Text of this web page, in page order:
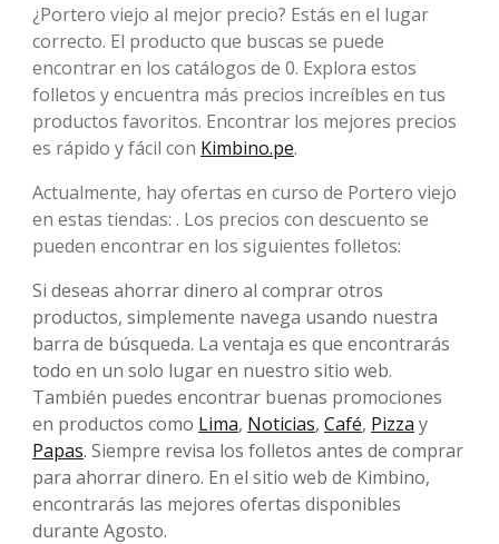
¿Portero viejo al mejor precio? Estás en el lugar
correcto. El producto que buscas se puede
encontrar en los catálogos de 0. Explora estos
folletos y encuentra más precios increíbles en tus
productos favoritos. Encontrar los mejores precios
es rápido y fácil con Kimbino.pe.
Actualmente, hay ofertas en curso de Portero viejo
en estas tiendas: . Los precios con descuento se
pueden encontrar en los siguientes folletos:
Si deseas ahorrar dinero al comprar otros
productos, simplemente navega usando nuestra
barra de búsqueda. La ventaja es que encontrarás
todo en un solo lugar en nuestro sitio web.
También puedes encontrar buenas promociones
en productos como Lima, Noticias, Café, Pizza y
Papas. Siempre revisa los folletos antes de comprar
para ahorrar dinero. En el sitio web de Kimbino,
encontrarás las mejores ofertas disponibles
durante Agosto.